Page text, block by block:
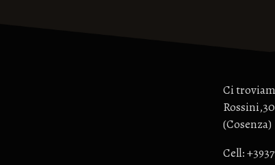
Ci
(Cosenza)
Cell: